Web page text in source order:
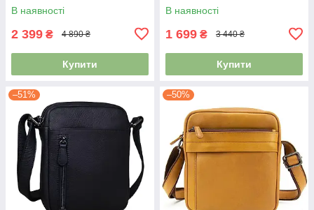
В наявності
2 399 ₴ 4 890 ₴
Купити
В наявності
1 699 ₴ 3 440 ₴
Купити
–51% –50%